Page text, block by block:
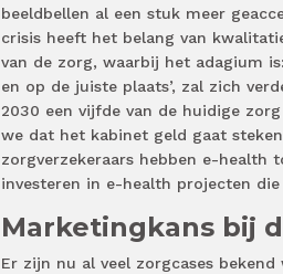
beeldbellen al een stuk meer
crisis heeft het belang van
van de zorg, waarbij het adagium
en op de juiste plaats’, zal zich
2030 een vijfde van de huidige
we dat het kabinet geld gaat
zorgverzekeraars hebben e-health
investeren in e-health projecten
Marketingkans bij
Er zijn nu al veel zorgcases